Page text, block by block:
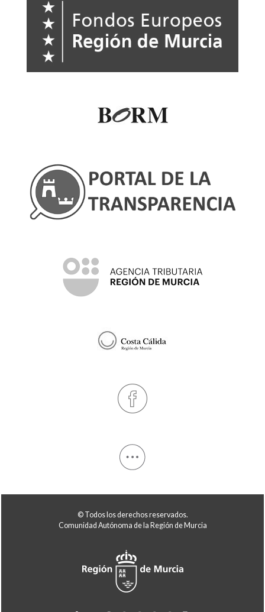
© Todos los derechos reservados.
Comunidad Autónoma de la Región de Murcia